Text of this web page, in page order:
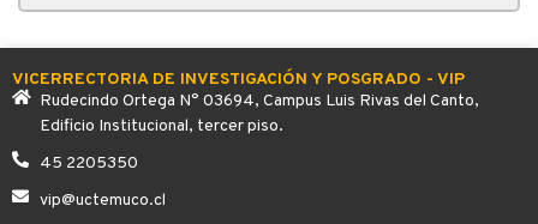
VICERRECTORIA DE INVESTIGACIÓN Y POSGRADO - VIP
Rudecindo Ortega N° 03694, Campus Luis Rivas del Canto,
Edificio Institucional, tercer piso.
45 2205350
vip@uctemuco.cl